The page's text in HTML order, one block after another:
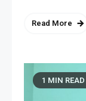
Read More
1 MIN READ